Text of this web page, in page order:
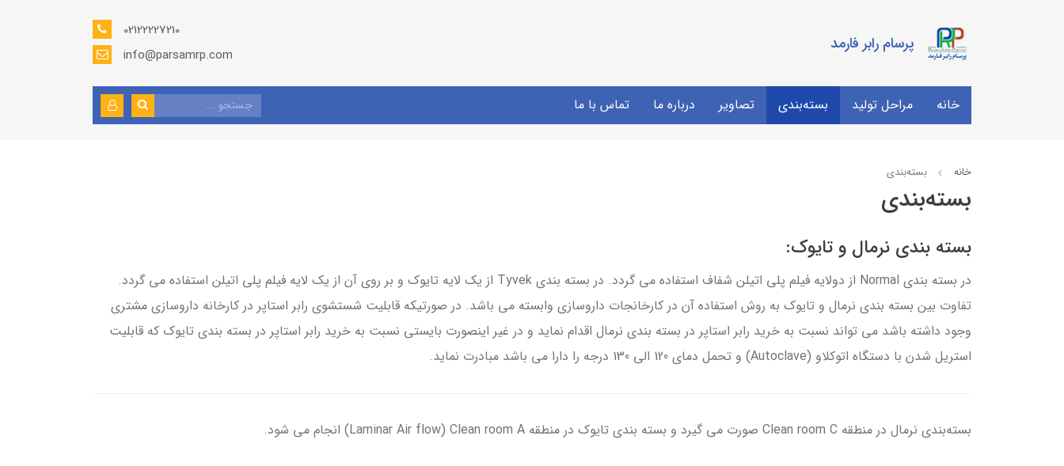
پرسام رابر فارمد
02122227210
info@parsamrp.com
خانه مراحل تولید بسته‌بندی تصاویر درباره ما تماس با ما
خانه بسته‌بندی
بسته‌بندی
بسته بندی نرمال و تایوک:
در بسته بندی Normal از دولایه فیلم پلی اتیلن شفاف استفاده می گردد. در بسته بندی Tyvek از یک لایه تایوک و بر روی آن از یک لایه فیلم پلی اتیلن استفاده می گردد.
تفاوت بین بسته بندی نرمال و تایوک به روش استفاده آن در کارخانجات داروسازی وابسته می باشد. در صورتیکه قابلیت شستشوی رابر استاپر در کارخانه داروسازی مشتری
وجود داشته باشد می تواند نسبت به خرید رابر استاپر در بسته بندی نرمال اقدام نماید و در غیر اینصورت بایستی نسبت به خرید رابر استاپر در بسته بندی تایوک که قابلیت
استریل شدن با دستگاه اتوکلاو (Autoclave) و تحمل دمای 120 الی 130 درجه را دارا می باشد مبادرت نماید.
بسته‌بندی نرمال در منطقه Clean room C صورت می گیرد و بسته بندی تایوک در منطقه Laminar Air flow) Clean room A) انجام می شود.